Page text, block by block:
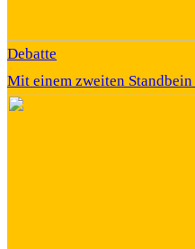
Debatte
Mit einem zweiten